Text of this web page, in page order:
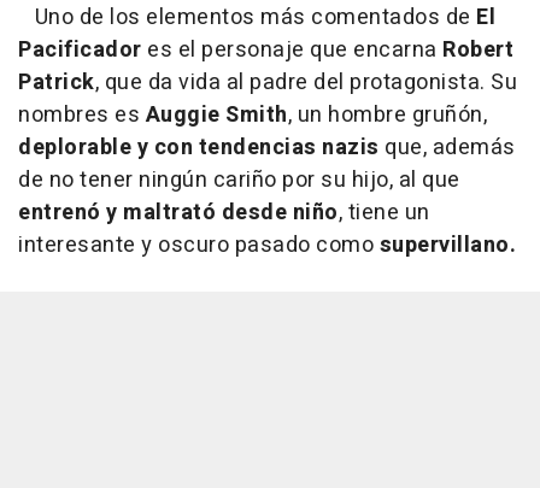
Uno de los elementos más comentados de El
Pacificador es el personaje que encarna Robert
Patrick, que da vida al padre del protagonista. Su
nombres es Auggie Smith, un hombre gruñón,
deplorable y con tendencias nazis que, además
de no tener ningún cariño por su hijo, al que
entrenó y maltrató desde niño, tiene un
interesante y oscuro pasado comosupervillano.